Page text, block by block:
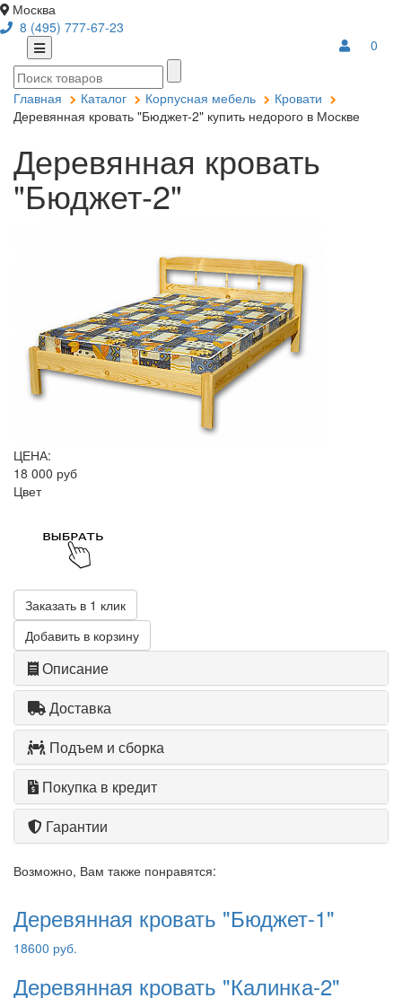
Москва
8 (495) 777-67-23
0
Главная Каталог Корпусная мебель
Кровати
Деревянная кровать "Бюджет-2" купить недорого в Москве
Деревянная кровать
"Бюджет-2"
ЦЕНА:
18 000 руб
Цвет
Заказать в 1 клик
Добавить в корзину
Описание
Доставка
Подъем и сборка
Покупка в кредит
Гарантии
Возможно, Вам также понравятся:
Деревянная кровать "Бюджет-1"
18600 руб.
Деревянная кровать "Калинка-2"